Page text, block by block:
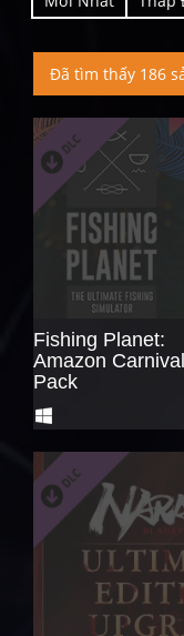
Đã tìm thấy 186
Fishing Planet:
Amazon Carnival
Pack